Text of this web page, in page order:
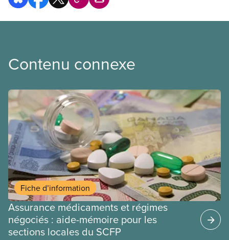
Contenu connexe
Fiche d’information
Assurance médicaments et régimes
négociés : aide-mémoire pour les
sections locales du SCFP